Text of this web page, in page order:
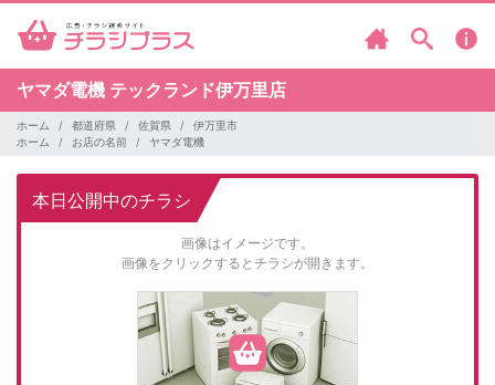
ヤマダ電機 テックランド伊万里店
ホーム 都道府県 佐賀県
伊万里市
ホーム
お店の名前 ヤマダ電機
本日公開中のチラシ
画像はイメージです。
画像をクリックするとチラシが開きます。